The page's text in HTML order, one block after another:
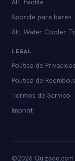
Alt. Factile
Sporcle para bares
Alt. Water Cooler
LEGAL
Politica de
Politica de
Termos de Servico
Imprint
©2026 Quizado.com